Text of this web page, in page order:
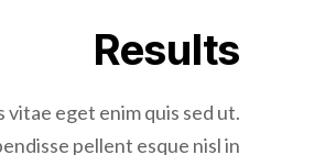
Results
eget enim quis sed ut.
pellent esque nisl in